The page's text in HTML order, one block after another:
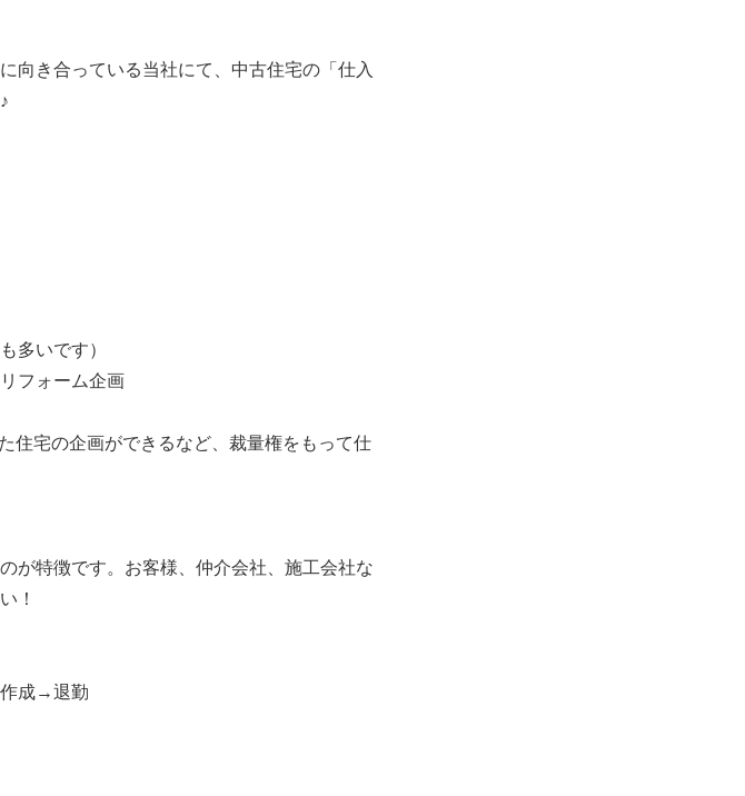
向き合っている当社にて、中古住宅の「仕入
多いです）
フォーム企画
住宅の企画ができるなど、裁量権をもって仕
が特徴です。お客様、仲介会社、施工会社な
！
成→退勤